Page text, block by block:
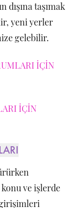
dışına taşımak
yeni yerler
gelebilir.
İÇİN
İÇİN
ve işlerde
girişimleri